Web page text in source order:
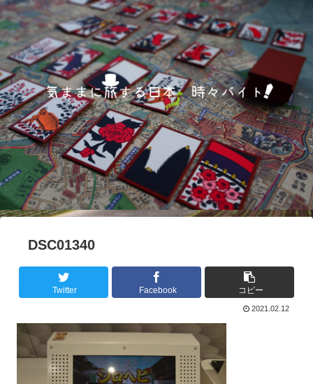
DSC01340
Twitter Facebook コピー
2021.02.12